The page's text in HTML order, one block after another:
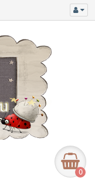
0